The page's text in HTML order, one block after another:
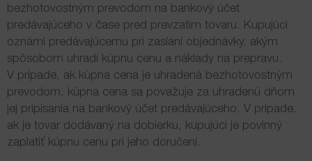
bezhotovostným prevodom na bankový účet
predávajúceho v čase pred prevzatím tovaru. Kupujúci
oznámi predávajúcemu pri zaslaní objednávky, akým
spôsobom uhradí kúpnu cenu a náklady na prepravu.
V prípade, ak kúpna cena je uhradená bezhotovostným
prevodom, kúpna cena sa považuje za uhradenú dňom
jej pripísania na bankový účet predávajúceho. V prípade,
ak je tovar dodávaný na dobierku, kupujúci je povinný
zaplatiť kúpnu cenu pri jeho doručení.